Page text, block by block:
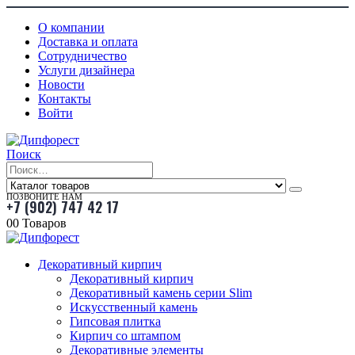
О компании
Доставка и оплата
Сотрудничество
Услуги дизайнера
Новости
Контакты
Войти
Поиск
ПОЗВОНИТЕ НАМ
+7 (902) 747 42 17
00 Товаров
Декоративный кирпич
Декоративный кирпич
Декоративный камень серии Slim
Искусственный камень
Гипсовая плитка
Кирпич со штампом
Декоративные элементы